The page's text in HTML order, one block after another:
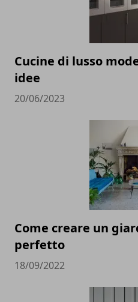
Cucine di lusso
idee
20/06/2023
Come creare un
perfetto
18/09/2022